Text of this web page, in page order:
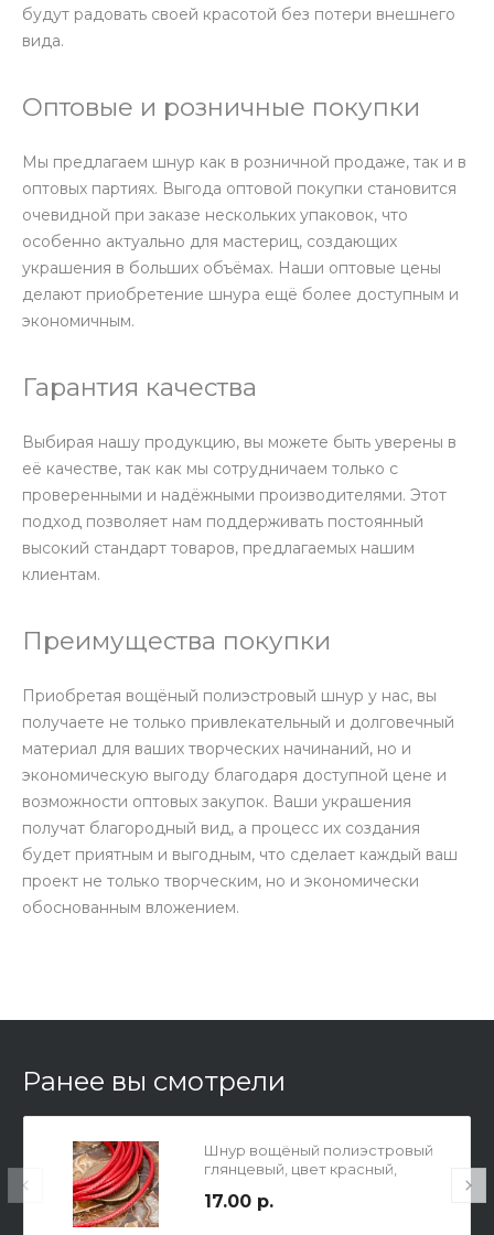
будут радовать своей красотой без потери внешнего
вида.
Оптовые и розничные покупки
Мы предлагаем шнур как в розничной продаже, так и в
оптовых партиях. Выгода оптовой покупки становится
очевидной при заказе нескольких упаковок, что
особенно актуально для мастериц, создающих
украшения в больших объёмах. Наши оптовые цены
делают приобретение шнура ещё более доступным и
экономичным.
Гарантия качества
Выбирая нашу продукцию, вы можете быть уверены в
её качестве, так как мы сотрудничаем только с
проверенными и надёжными производителями. Этот
подход позволяет нам поддерживать постоянный
высокий стандарт товаров, предлагаемых нашим
клиентам.
Преимущества покупки
Приобретая вощёный полиэстровый шнур у нас, вы
получаете не только привлекательный и долговечный
материал для ваших творческих начинаний, но и
экономическую выгоду благодаря доступной цене и
возможности оптовых закупок. Ваши украшения
получат благородный вид, а процесс их создания
будет приятным и выгодным, что сделает каждый ваш
проект не только творческим, но и экономически
обоснованным вложением.
Ранее вы смотрели
Шнур вощёный полиэстровый
глянцевый, цвет красный,
17.00 р.